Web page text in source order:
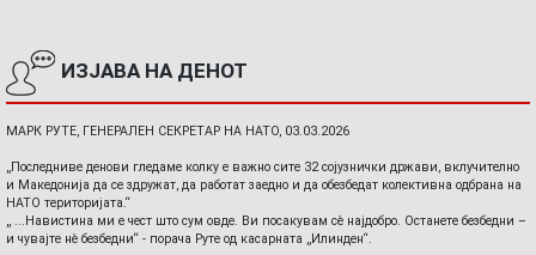
ИЗЈАВА НА ДЕНОТ
МАРК РУТЕ, ГЕНЕРАЛЕН СЕКРЕТАР НА НАТО, 03.03.2026
„Последниве денови гледаме колку е важно сите 32 сојузнички држави, вклучително
и Македонија да се здружат, да работат заедно и да обезбедат колективна одбрана на
НАТО територијата.“
„ ...Навистина ми е чест што сум овде. Ви посакувам сè најдобро. Останете безбедни –
и чувајте нè безбедни“ - порача Руте од касарната „Илинден“.